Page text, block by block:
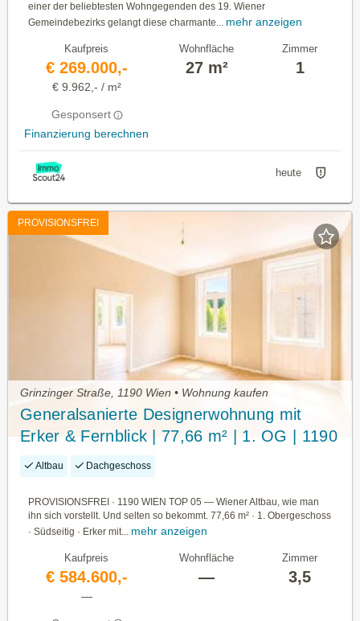
einer der beliebtesten Wohngegenden des 19. Wiener
Gemeindebezirks gelangt diese charmante... mehr anzeigen
Kaufpreis
€ 269.000,-
€ 9.962,- / m²
Gesponsert
Finanzierung berechnen
Wohnfläche
27 m²
Zimmer
1
heute
PROVISIONSFREI
Grinzinger Straße, 1190 Wien • Wohnung kaufen
Generalsanierte Designerwohnung mit
Erker & Fernblick | 77,66 m² | 1. OG | 1190
Döbling |
Altbau Dachgeschoss
PROVISIONSFREI · 1190 WIEN TOP 05 — Wiener Altbau, wie man
ihn sich vorstellt. Und selten so bekommt. 77,66 m² · 1. Obergeschoss
· Südseitig · Erker mit... mehr anzeigen
Kaufpreis
€ 584.600,-
—
Wohnfläche
—
Zimmer
3,5